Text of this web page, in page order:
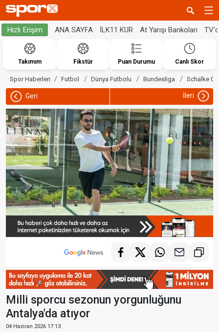
Hızlı Erişim ANA SAYFA İLK11 KUR At Yarışı Bankoları
Takımım Fikstür Puan Durumu Canlı Skor
Spor Haberleri Futbol Dünya Futbolu Bundesliga Schalke 04
Geri İleri
Milli sporcu sezonun yorgunluğunu
Antalya'da atıyor
04 Haziran 2026 17:13